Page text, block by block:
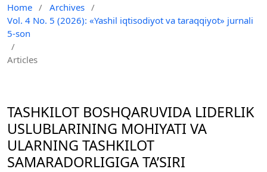
Home / Archives /
Vol. 4 No. 5 (2026): «Yashil iqtisodiyot va taraqqiyot» jurnali
5-son
/
Articles
TASHKILOT BOSHQARUVIDA LIDERLIK
USLUBLARINING MOHIYATI VA
ULARNING TASHKILOT
SAMARADORLIGIGA TA’SIRI